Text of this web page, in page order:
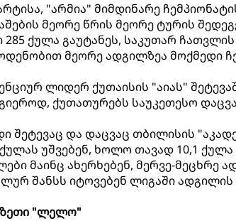
"არმია" მიმდინარე
მეორე წრის მეორე ტურის
ქულა გაუტანეს, საკუთარ
მეორე ადგილზეა მოქმედი
ლიდერ ქუთაისის "აიას"
ქუთათურებს საუკეთესო
შეტევაც და დაცვაც თბილისის
უშვებენ, ხოლო თავად 10,1 ქულა
მაინც ახერხებენ, მერვე-მეცხრე
შანსს იტოვებენ ლიგაში ადგილის
"ლელო"